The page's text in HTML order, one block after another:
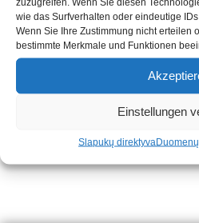
wie das Surfverhalten oder eindeutige
Wenn Sie Ihre Zustimmung nicht erteilen
bestimmte Merkmale und Funktionen
Einstellungen
Slapukų direktyva
Ja, ich möchte ein
akzeptiere die